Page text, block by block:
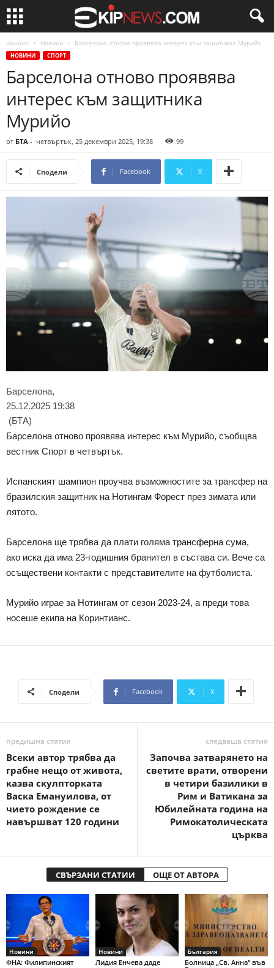
Начало Новини Барселона отново проявява интерес към защитника Мурийо
НОВИНИ СПОРТ
Барселона отново проявява
интерес към защитника
Мурийо
от БТА - четвъртък, 25 декември 2025, 19:38 99
Сподели Facebook X
Барселона,
25.12.2025 19:38
(БТА)
Барселона отново проявява интерес към Мурийо, съобщва
вестник Спорт в четвъртък.
Испанският шампион проучва възможностите за трансфер на
бразилския защитник на Нотингам Форест през зимата или
лятото.
Барселона ще трябва да плати голяма трансферна сума,
ако иска да има 23-годишния бранител в състава си. Вече са
осъществени контакти с представителите на футболиста.
Мурийо играе за Нотингам от сезон 2023-24, а преди това
носеше екипа на Коринтианс.
Сподели Facebook X
предишна статия
Всеки автор трябва да
грабне нещо от живота,
казва скулпторката
Васка Емануилова, от
чието рождение се
навършват 120 години
следваща статия
Започва затварянето на
светите врати, отворени
в четири базилики в
Рим и Ватикана за
Юбилейната година на
Римокатолическата
църква
СВЪРЗАНИ СТАТИИ ОЩЕ ОТ АВТОРА
Новини
ФНА: Филипинският
Новини
Лидия Енчева даде
България
Болница „Св. Анна“ във